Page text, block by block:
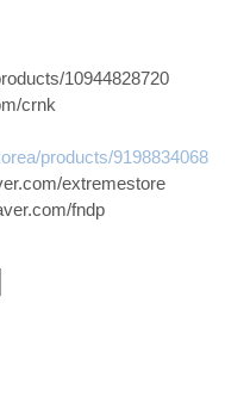
10944828720
crnk
products/9198834068
extremestore
fndp